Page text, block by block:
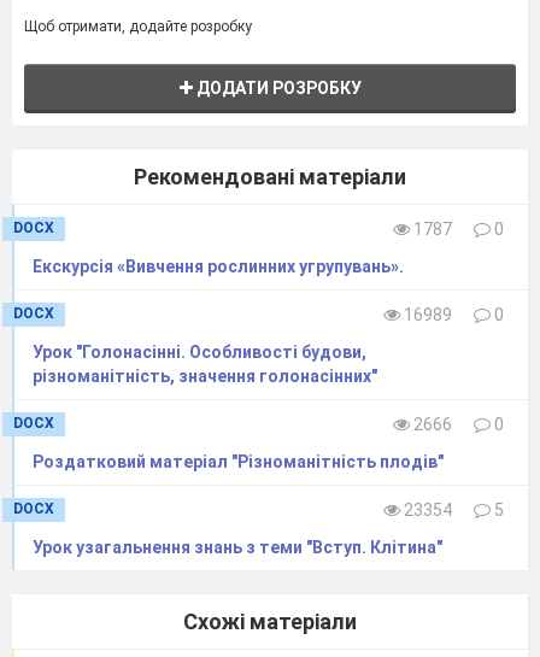
Щоб отримати, додайте розробку
ДОДАТИ РОЗРОБКУ
Рекомендовані матеріали
DOCX 1787
0
Екскурсія «Вивчення рослинних угрупувань».
DOCX 16989
0
Урок "Голонасінні. Особливості будови,
різноманітність, значення голонасінних"
DOCX 2666
0
Роздатковий матеріал "Різноманітність плодів"
DOCX 23354
5
Урок узагальнення знань з теми "Вступ. Клітина"
Схожі матеріали